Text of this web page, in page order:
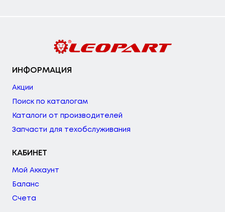
ИНФОРМАЦИЯ
Акции
Поиск по каталогам
Каталоги от производителей
Запчасти для техобслуживания
КАБИНЕТ
Мой Аккаунт
Баланс
Счета